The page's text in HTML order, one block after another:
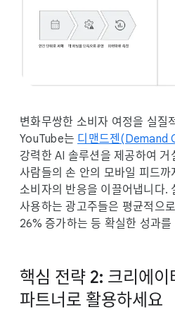
변화무쌍한 소비자 여정을 실질
YouTube는 디맨드젠(Demand
강력한 AI 솔루션을 제공하여 거
사람들의 손 안의 모바일 피드까
소비자의 반응을 이끌어냅니다.
사용하는 광고주들은 평균적으
26% 증가하는 등 확실한 성과
핵심 전략 2: 크리에이
파트너로 활용하세요